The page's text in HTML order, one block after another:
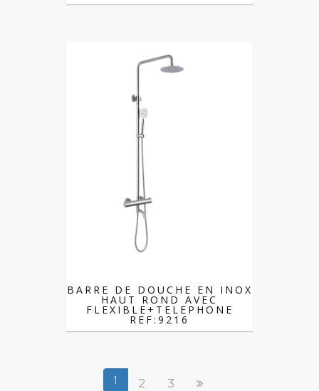
BARRE DE DOUCHE EN INOX
HAUT ROND AVEC
FLEXIBLE+TELEPHONE
REF:9216
1 2 3